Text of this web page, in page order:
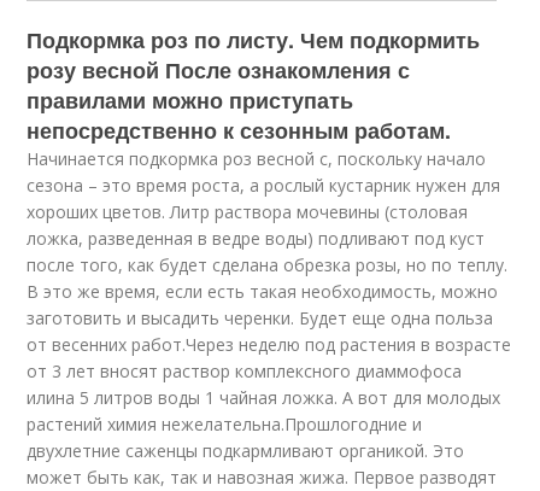
Подкормка роз по листу. Чем подкормить
розу весной После ознакомления с
правилами можно приступать
непосредственно к сезонным работам.
Начинается подкормка роз весной с, поскольку начало
сезона – это время роста, а рослый кустарник нужен для
хороших цветов. Литр раствора мочевины (столовая
ложка, разведенная в ведре воды) подливают под куст
после того, как будет сделана обрезка розы, но по теплу.
В это же время, если есть такая необходимость, можно
заготовить и высадить черенки. Будет еще одна польза
от весенних работ.Через неделю под растения в возрасте
от 3 лет вносят раствор комплексного диаммофоса
илина 5 литров воды 1 чайная ложка. А вот для молодых
растений химия нежелательна.Прошлогодние и
двухлетние саженцы подкармливают органикой. Это
может быть как, так и навозная жижа. Первое разводят